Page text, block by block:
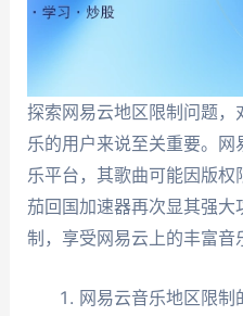
探索网易云地区限制问题
乐的用户来说至关重要。
乐平台，其歌曲可能因版
茄回国加速器再次显其强
制，享受网易云上的丰富音
网易云音乐地区限制